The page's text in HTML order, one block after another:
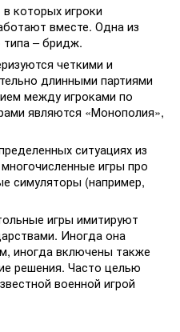
которых игроки
вместе. Одна из
типа – бридж.
четкими и
длинными партиями
между игроками по
являются «Монополия»,
ситуациях из
игры про
симуляторы (например,
игры имитируют
Иногда она
иногда включены также
решения. Часто целью
военной игрой